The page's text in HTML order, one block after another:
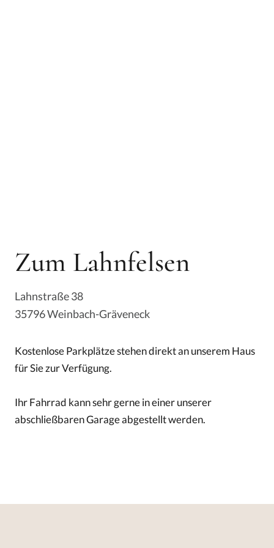
Zum Lahnfelsen
Lahnstraße 38
35796 Weinbach-Gräveneck
Kostenlose Parkplätze stehen direkt an unserem Haus
für Sie zur Verfügung.
Ihr Fahrrad kann sehr gerne in einer unserer
abschließbaren Garage abgestellt werden.